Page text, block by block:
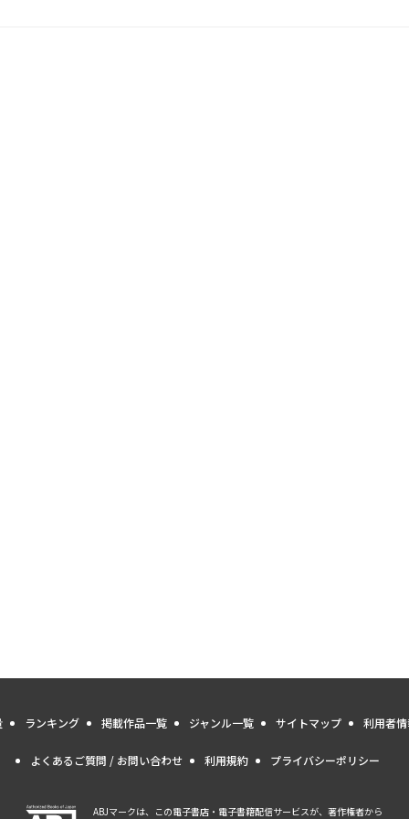
ランキング 掲載作品一覧 ジャンル一覧 サイトマップ 利用者
よくあるご質問 / お問い合わせ 利用規約 プライバシーポリシー
ABJマークは、この電子書店・電子書籍配信サービスが、著作権者から